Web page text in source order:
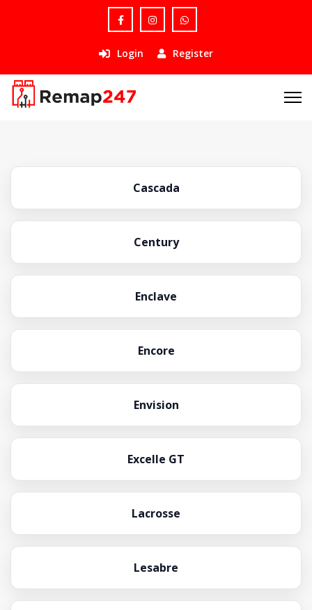
Login Register
Cascada
Century
Enclave
Encore
Envision
Excelle GT
Lacrosse
Lesabre